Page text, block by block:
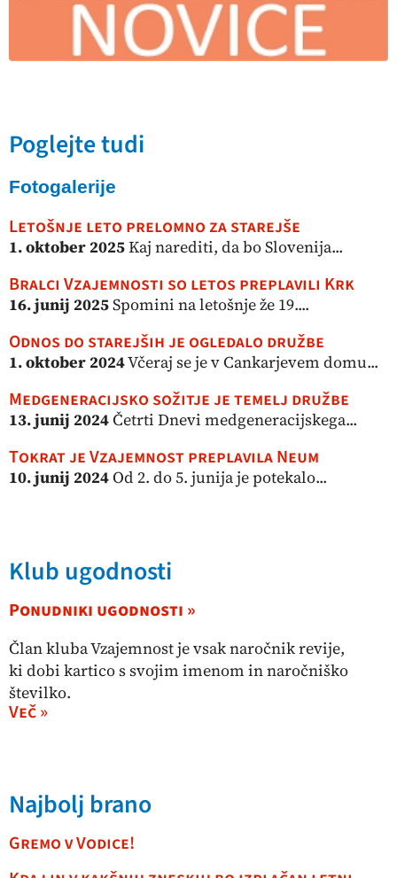
Poglejte tudi
Fotogalerije
Letošnje leto prelomno za starejše
1. oktober 2025Kaj narediti, da bo Slovenija...
Bralci Vzajemnosti so letos preplavili Krk
16. junij 2025Spomini na letošnje že 19....
Odnos do starejših je ogledalo družbe
1. oktober 2024Včeraj se je v Cankarjevem domu...
Medgeneracijsko sožitje je temelj družbe
13. junij 2024Četrti Dnevi medgeneracijskega...
Tokrat je Vzajemnost preplavila Neum
10. junij 2024Od 2. do 5. junija je potekalo...
Klub ugodnosti
Ponudniki ugodnosti »
Član kluba Vzajemnost je vsak naročnik revije,
ki dobi kartico s svojim imenom in naročniško
številko.
Več »
Najbolj brano
Gremo v Vodice!